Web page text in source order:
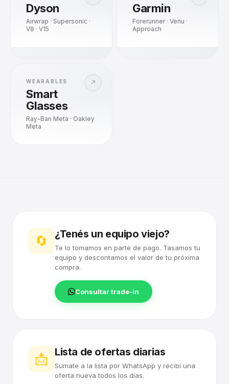
Dyson
Airwrap · Supersonic ·
V8 · V15
Garmin
Forerunner · Venu ·
Approach
↗
WEARABLES
Smart
Glasses
Ray-Ban Meta · Oakley
Meta
🔄 ¿Tenés un equipo viejo?
Te lo tomamos en parte de pago. Tasamos tu
equipo y descontamos el valor de tu próxima
compra.
Consultar trade-in
📩 Lista de ofertas diarias
Sumate a la lista por WhatsApp y recibí una
oferta nueva todos los días.